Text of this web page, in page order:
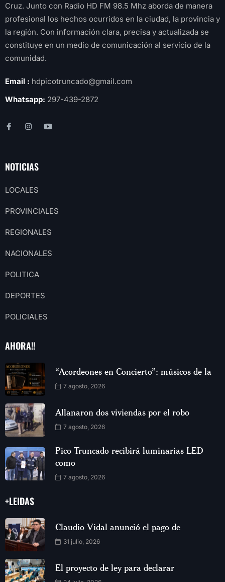
Cruz. Junto con Radio HD FM 98.5 Mhz aborda de manera
profesional los hechos ocurridos en la ciudad, la provincia y
la región. Con información clara, precisa y actualizada se
constituye en un medio de comunicación al servicio de la
comunidad.
Email : hdpicotruncado@gmail.com
Whatsapp: 297-439-2872
NOTICIAS
LOCALES
PROVINCIALES
REGIONALES
NACIONALES
POLITICA
DEPORTES
POLICIALES
AHORA!!
“Acordeones en Concierto”: músicos de la
7 agosto, 2026
Allanaron dos viviendas por el robo
7 agosto, 2026
Pico Truncado recibirá luminarias LED
como
7 agosto, 2026
+LEIDAS
Claudio Vidal anunció el pago de
31 julio, 2026
El proyecto de ley para declarar